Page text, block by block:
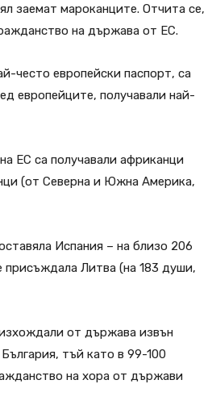
заемат мароканците. Отчита се,
на държава от ЕС.
често европейски паспорт, са
европейците, получавали най-
ЕС са получавали африканци
(от Северна и Южна Америка,
Испания – на близо 206
Литва (на 183 души,
от държава извън
тъй като в 99-100
на хора от държави